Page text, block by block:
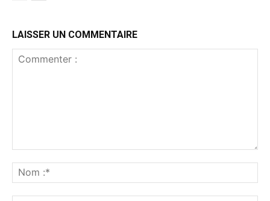
LAISSER UN COMMENTAIRE
:*